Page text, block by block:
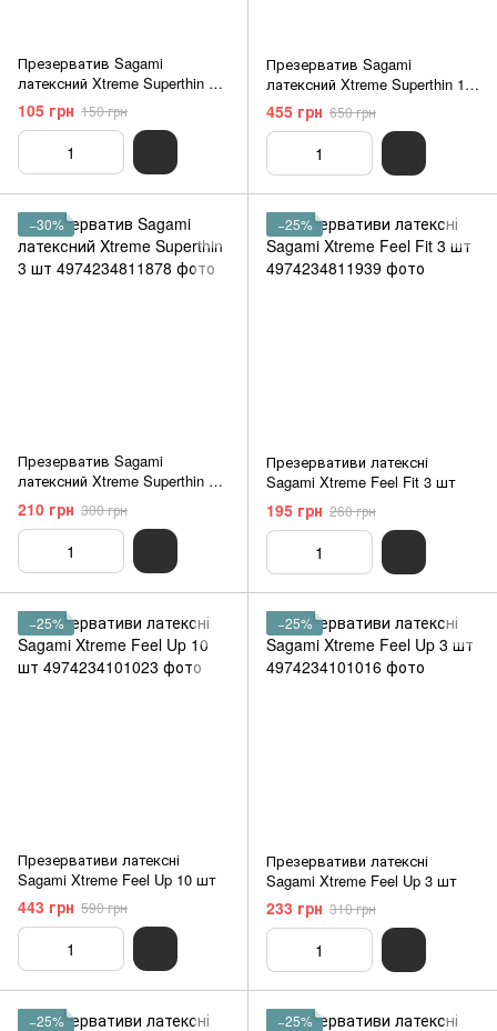
Презерватив Sagami
латексний Xtreme Superthin 1
шт
105 грн 150 грн
Презерватив Sagami
латексний Xtreme Superthin 10
шт
455 грн 650 грн
−30%
Презерватив Sagami
латексний Xtreme Superthin 3
шт
210 грн 300 грн
−25%
Презервативи латексні
Sagami Xtreme Feel Fit 3 шт
195 грн 260 грн
−25%
Презервативи латексні
Sagami Xtreme Feel Up 10 шт
443 грн 590 грн
−25%
Презервативи латексні
Sagami Xtreme Feel Up 3 шт
233 грн 310 грн
−25% −25%